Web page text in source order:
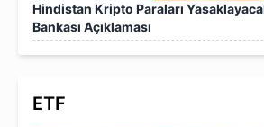
Hindistan Kripto Paraları
Bankası Açıklaması
ETF